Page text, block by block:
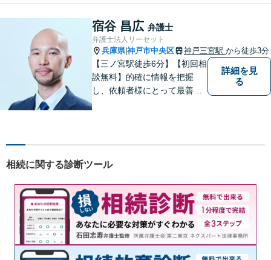
ります。まずはご相談へお越
しください【完全個室対応】
宿谷 昌広 弁護士
弁護士法人リーセット
兵庫県|神戸市中央区 神戸三宮駅 から徒歩3分
【三ノ宮駅徒歩6分】【初回相
談無料】的確に情報を把握
し、依頼者様にとって最善の
て、共に一歩ずつ進んでいき
籍】
詳細を見
る
相続に関する診断ツール